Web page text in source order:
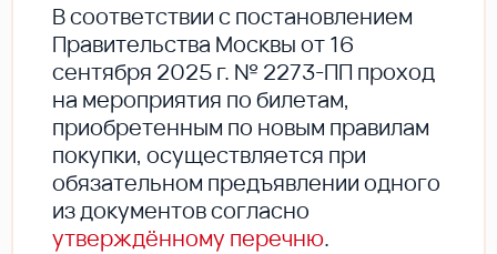
В соответствии с постановлением
Правительства Москвы от 16
сентября 2025 г. № 2273-ПП проход
на мероприятия по билетам,
приобретенным по новым правилам
покупки, осуществляется при
обязательном предъявлении одного
из документов согласно
утверждённому перечню.